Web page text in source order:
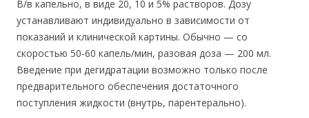
В/в капельно, в виде 20, 10 и 5% растворов. Дозу
устанавливают индивидуально в зависимости от
показаний и клинической картины. Обычно — со
скоростью 50-60 капель/мин, разовая доза — 200 мл.
Введение при дегидратации возможно только после
предварительного обеспечения достаточного
поступления жидкости (внутрь, парентерально).